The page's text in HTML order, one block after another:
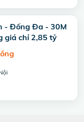
- Đống Đa - 30M
giá chỉ 2,85 tỷ